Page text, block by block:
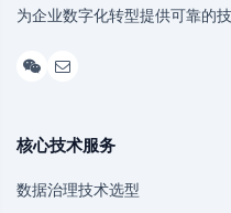
为企业数字化转型提供可靠的
核心技术服务
数据治理技术选型